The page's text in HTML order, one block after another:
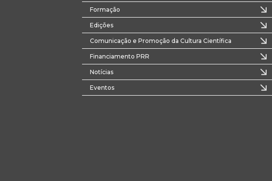
Formação
Edições
Comunicação e Promoção da Cultura Científica
Financiamento PRR
Notícias
Eventos